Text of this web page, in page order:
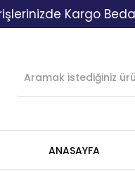
Kargo Bedava!
ANASAYFA